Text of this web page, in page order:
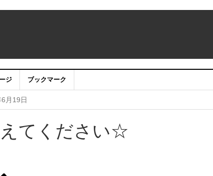
ジ ブックマーク
景募集中！ 2025年6月24日
月19日
で感じる優しい春の足音〜 2025年1月29日
停止のお知らせ
てください☆